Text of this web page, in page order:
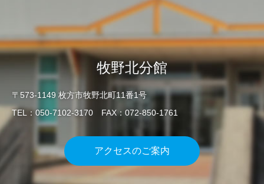
牧野北分館
〒573-1149 枚方市牧野北町11番1号
TEL：050-7102-3170 FAX：072-850-1761
アクセスのご案内